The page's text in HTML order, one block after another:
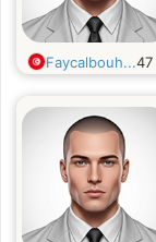
Faycalbouh...47